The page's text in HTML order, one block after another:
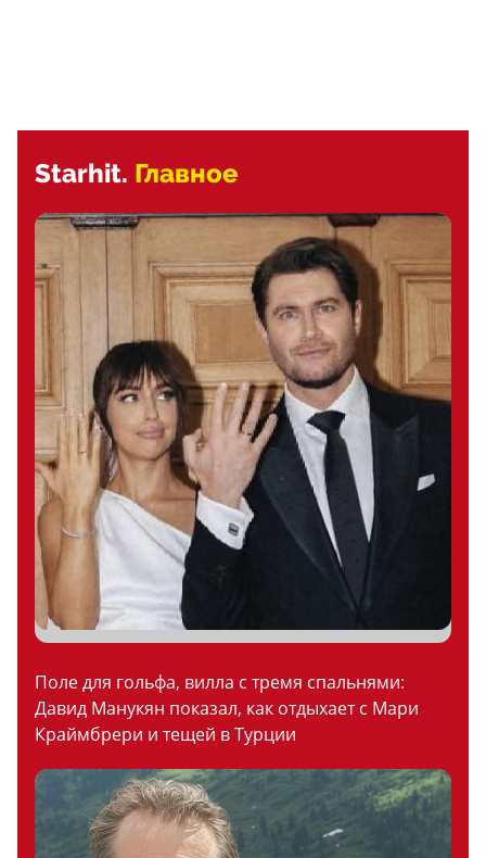
Starhit. Главное
Поле для гольфа, вилла с тремя спальнями:
Давид Манукян показал, как отдыхает с Мари
Краймбрери и тещей в Турции